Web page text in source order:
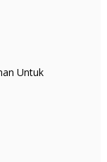
Untuk